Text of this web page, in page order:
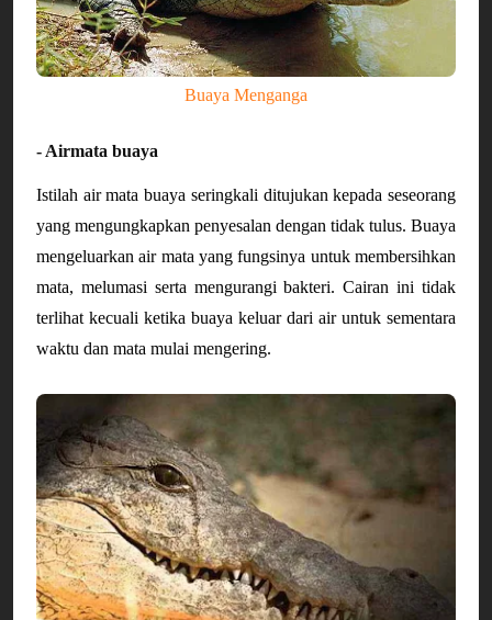
Buaya Menganga
- Airmata buaya
Istilah air mata buaya seringkali ditujukan kepada seseorang
yang mengungkapkan penyesalan dengan tidak tulus. Buaya
mengeluarkan air mata yang fungsinya untuk membersihkan
mata, melumasi serta mengurangi bakteri. Cairan ini tidak
terlihat kecuali ketika buaya keluar dari air untuk sementara
waktu dan mata mulai mengering.